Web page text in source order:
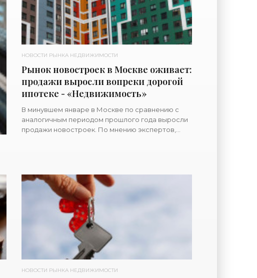
НОВОСТИ РЫНКА НЕДВИЖИМОСТИ
Рынок новостроек в Москве оживает:
продажи выросли вопреки дорогой
ипотеке - «Недвижимость»
В минувшем январе в Москве по сравнению с
аналогичным периодом прошлого года выросли
продажи новостроек. По мнению экспертов,
НОВОСТИ РЫНКА НЕДВИЖИМОСТИ